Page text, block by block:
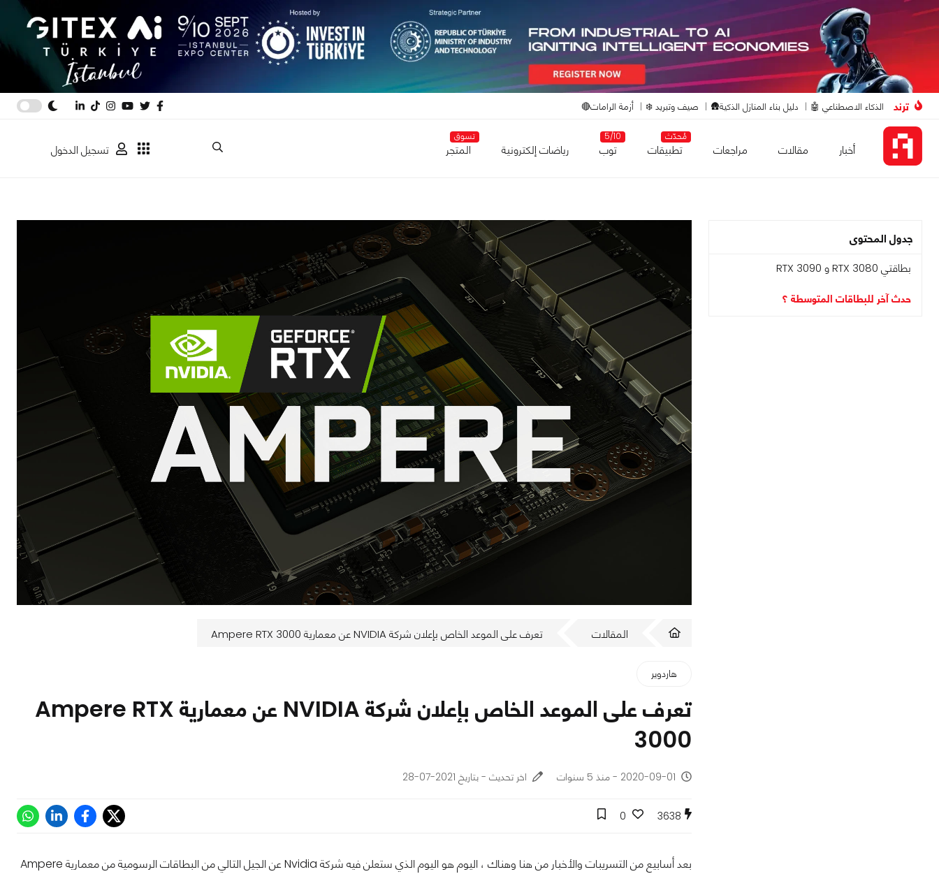
ترند الذكاء الاصطناعي 🤖 دليل بناء المنازل الذكية🛖 صيف وتبريد ❄️ أزمة الرامات🔴
أخبار مقالات مراجعات
مُحدّث
تطبيقات
5/10
توب رياضات إلكترونية
تسوق
المتجر تسجيل الدخول
جدول المحتوى
بطاقتي RTX 3080 و RTX 3090
حدث آخر للبطاقات المتوسطة ؟
المقالات تعرف على الموعد الخاص بإعلان شركة NVIDIA عن معمارية Ampere RTX 3000
هاردوير
تعرف على الموعد الخاص بإعلان شركة NVIDIA عن معمارية Ampere RTX
3000
2020-09-01 - منذ 5 سنوات اخر تحديث - بتاريخ 2021-07-28
3638
0
بعد أسابيع من التسريبات والأخبار من هنا وهناك ، اليوم هو اليوم الذي ستعلن فيه شركة Nvidia عن الجيل التالي من البطاقات الرسومية من معمارية Ampere